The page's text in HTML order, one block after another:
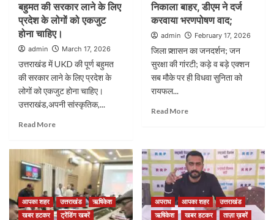
बहुमत की सरकार लाने के लिए
प्रदेश के लोगों को एकजुट
होना चाहिए।
admin March 17, 2026
उत्तराखंड में UKD की पूर्ण बहुमत
की सरकार लाने के लिए प्रदेश के
लोगों को एकजुट होना चाहिए।
उत्तराखंड,अपनी सांस्कृतिक,...
Read More
निकाला बाहर, डीएम ने दर्ज
करवाया भरणपोषण वाद;
admin February 17, 2026
जिला प्र्शासन का जनदर्शन; जन
सुरक्षा की गांरटी; कड़े व बड़े एक्शन
सब मौके पर ही विधवा सुनिता को
रायफल...
Read More
आपका शहर उत्तराखंड
ऋषिकेश
खबर हटकर
ट्रेंडिंग खबरें
अपराध आपका शहर
उत्तराखंड
ऋषिकेश
खबर हटकर
ताज़ा ख़बरें